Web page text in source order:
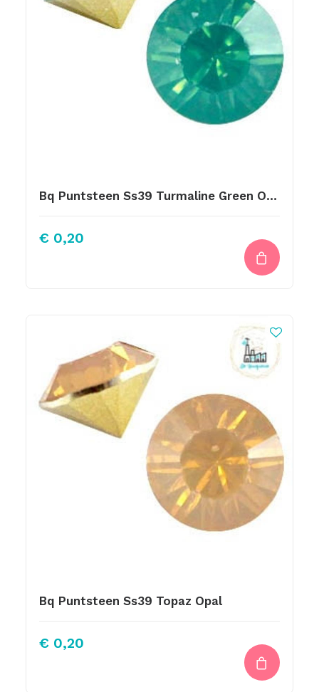
Bq Puntsteen Ss39 Turmaline Green Opal
€ 0,20
Bq Puntsteen Ss39 Topaz Opal
€ 0,20